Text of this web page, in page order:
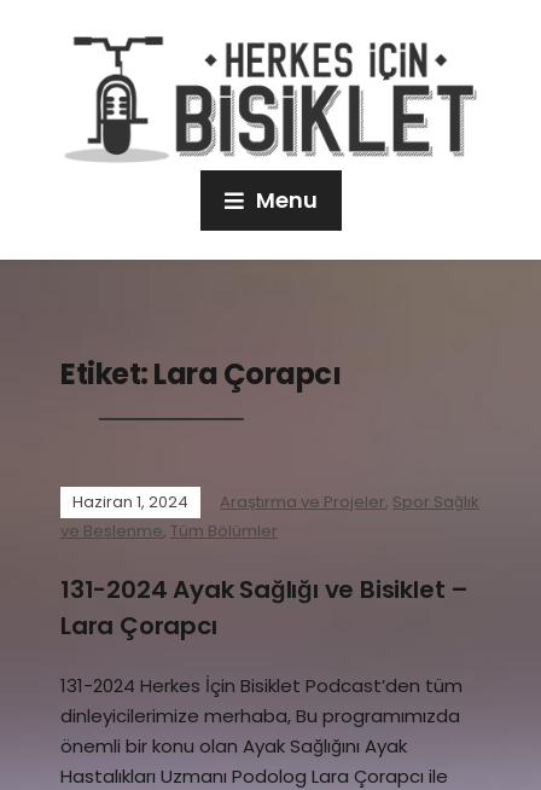
Menu
Etiket:Lara Çorapcı
Haziran 1, 2024 Araştırma ve Projeler, Spor Sağlık
ve Beslenme, Tüm Bölümler
131-2024 Ayak Sağlığı ve Bisiklet –
Lara Çorapcı
131-2024 Herkes İçin Bisiklet Podcast’den tüm
dinleyicilerimize merhaba, Bu programımızda
önemli bir konu olan Ayak Sağlığını Ayak
Hastalıkları Uzmanı Podolog Lara Çorapcı ile